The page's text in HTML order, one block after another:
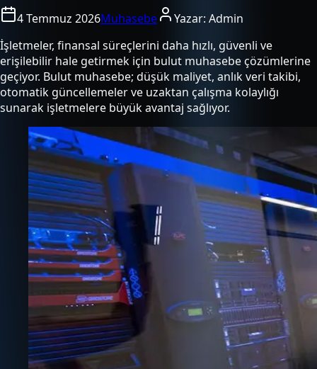
4 Temmuz 2026Muhasebe Yazar: Admin
İşletmeler, finansal süreçlerini daha hızlı, güvenli ve
erişilebilir hale getirmek için bulut muhasebe çözümlerine
geçiyor. Bulut muhasebe; düşük maliyet, anlık veri takibi,
otomatik güncellemeler ve uzaktan çalışma kolaylığı
sunarak işletmelere büyük avantaj sağlıyor.